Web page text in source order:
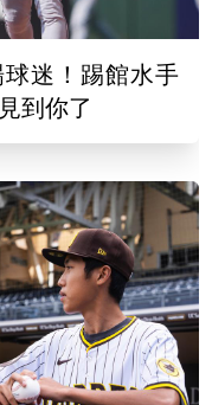
迷！踢館水手
到你了